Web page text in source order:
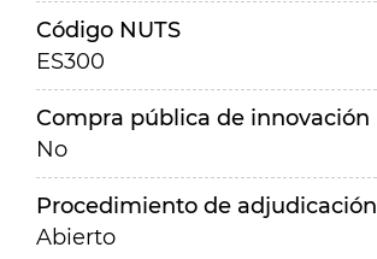
Código NUTS
ES300
Compra pública de innovación
No
Procedimiento de adjudicación
Abierto